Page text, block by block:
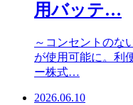
用バッテ…
～コンセントのな
が使用可能に。利
ー株式…
2026.06.10